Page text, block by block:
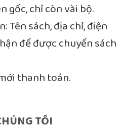
gốc, chỉ còn vài bộ.
Tên sách, địa chỉ, điện
để được chuyển sách
thanh toán.
TÔI